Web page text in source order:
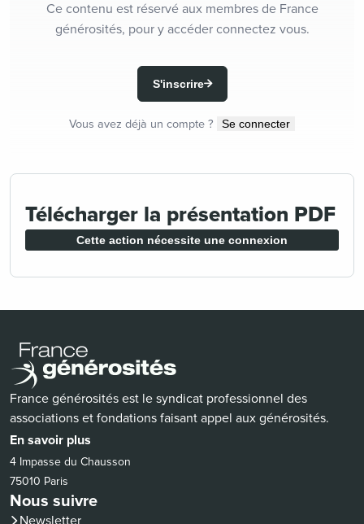
Ce contenu est réservé aux membres de France
générosités, pour y accéder connectez vous.
S'inscrire
Vous avez déjà un compte ? Se connecter
Télécharger la présentation PDF
Cette action nécessite une connexion
France générosités est le syndicat professionnel des
associations et fondations faisant appel aux générosités.
En savoir plus
4 Impasse du Chausson
75010 Paris
Nous suivre
Newsletter